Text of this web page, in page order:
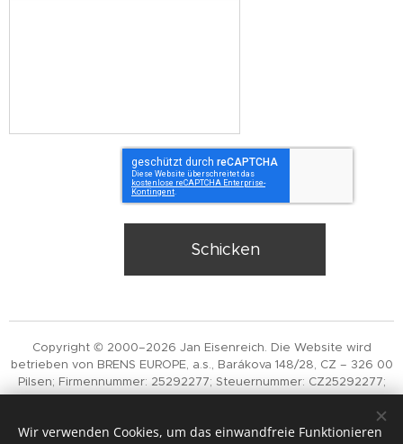
Schicken
Copyright © 2000–2026 Jan Eisenreich. Die Website wird
betrieben von BRENS EUROPE, a.s., Barákova 148/28, CZ – 326 00
Pilsen; Firmennummer: 25292277; Steuernummer: CZ25292277;
eingetragen im Handelsregister des Landeshandelsgerichts
Verbreitung der Inhalte dieser Website ist ohne die schriftliche
Wir verwenden Cookies, um das einwandfreie Funktionieren